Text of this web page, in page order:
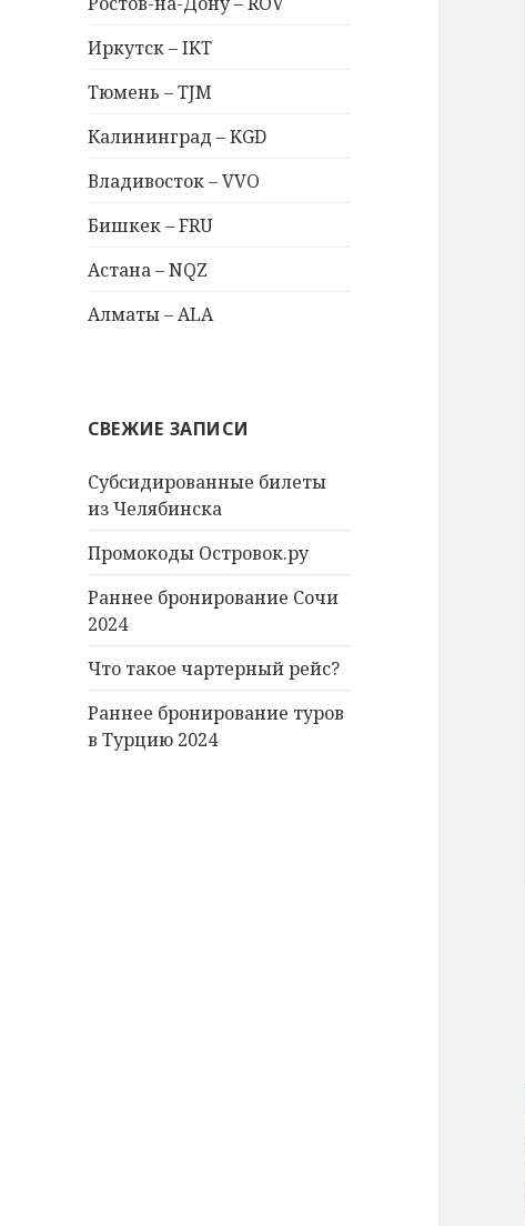
Иркутск – IKT
Тюмень – TJM
Калининград – KGD
Владивосток – VVO
Бишкек – FRU
Астана – NQZ
Алматы – ALA
СВЕЖИЕ ЗАПИСИ
Субсидированные билеты
из Челябинска
Промокоды Островок.ру
Раннее бронирование Сочи
2024
Что такое чартерный рейс?
Раннее бронирование туров
в Турцию 2024